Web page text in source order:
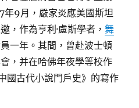
9月，嚴家炎應美國斯坦
，作為亨利·盧斯學者，舞
一年。其間，曾赴波士頓
，并在哈佛年夜學等校作
國古代小說門戶史》的寫作